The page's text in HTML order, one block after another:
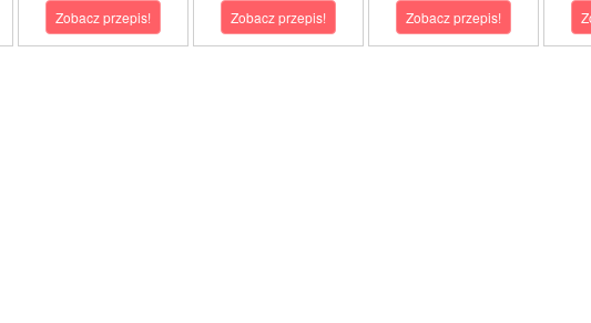
Zobacz przepis! Zobacz przepis! Zobacz przepis!